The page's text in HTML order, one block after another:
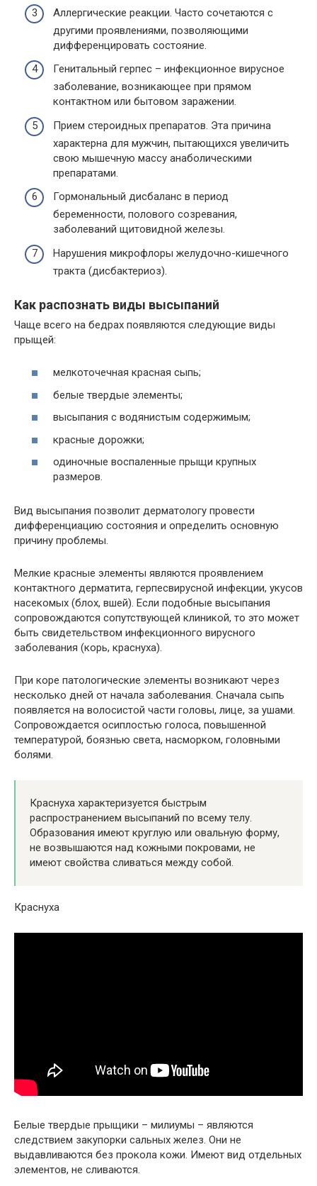
Аллергические реакции. Часто сочетаются с
другими проявлениями, позволяющими
дифференцировать состояние.
Генитальный герпес – инфекционное вирусное
заболевание, возникающее при прямом
контактном или бытовом заражении.
Прием стероидных препаратов. Эта причина
характерна для мужчин, пытающихся увеличить
свою мышечную массу анаболическими
препаратами.
Гормональный дисбаланс в период
беременности, полового созревания,
заболеваний щитовидной железы.
Нарушения микрофлоры желудочно-кишечного
тракта (дисбактериоз).
Как распознать виды высыпаний
Чаще всего на бедрах появляются следующие виды
прыщей:
мелкоточечная красная сыпь;
белые твердые элементы;
высыпания с водянистым содержимым;
красные дорожки;
одиночные воспаленные прыщи крупных
размеров.
Вид высыпания позволит дерматологу провести
дифференциацию состояния и определить основную
причину проблемы.
Мелкие красные элементы являются проявлением
контактного дерматита, герпесвирусной инфекции, укусов
насекомых (блох, вшей). Если подобные высыпания
сопровождаются сопутствующей клиникой, то это может
быть свидетельством инфекционного вирусного
заболевания (корь, краснуха).
При коре патологические элементы возникают через
несколько дней от начала заболевания. Сначала сыпь
появляется на волосистой части головы, лице, за ушами.
Сопровождается осиплостью голоса, повышенной
температурой, боязнью света, насморком, головными
болями.
Краснуха характеризуется быстрым
распространением высыпаний по всему телу.
Образования имеют круглую или овальную форму,
не возвышаются над кожными покровами, не
имеют свойства сливаться между собой.
Краснуха
Белые твердые прыщики – милиумы – являются
следствием закупорки сальных желез. Они не
выдавливаются без прокола кожи. Имеют вид отдельных
элементов, не сливаются.